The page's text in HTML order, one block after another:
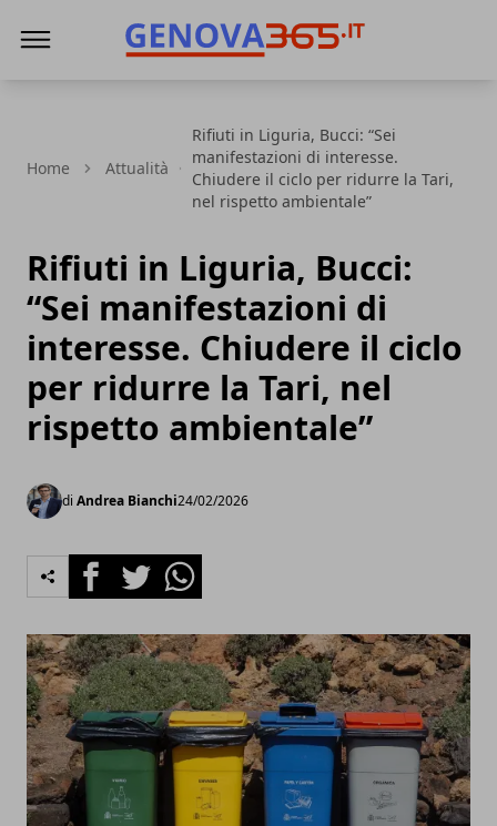
Home Attualità
Rifiuti in Liguria, Bucci: “Sei
manifestazioni di interesse.
Chiudere il ciclo per ridurre la Tari,
nel rispetto ambientale”
Rifiuti in Liguria, Bucci:
“Sei manifestazioni di
interesse. Chiudere il ciclo
per ridurre la Tari, nel
rispetto ambientale”
di Andrea Bianchi24/02/2026
FacebookTwitterWhatsapp